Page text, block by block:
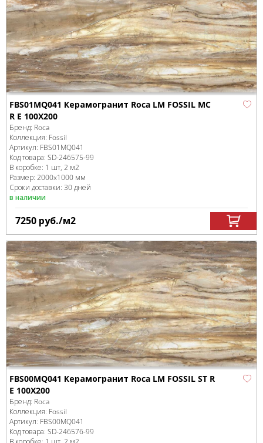
FBS01MQ041 Керамогранит Roca LM FOSSIL MC
R E 100X200
Бренд: Roca
Коллекция: Fossil
Артикул: FBS01MQ041
Код товара: SD-246575-99
В коробке: 1 шт, 2 м2
Размер: 2000x1000 мм
Сроки доставки: 30 дней
в наличии
7250 руб./м2
FBS00MQ041 Керамогранит Roca LM FOSSIL ST R
E 100X200
Бренд: Roca
Коллекция: Fossil
Артикул: FBS00MQ041
Код товара: SD-246576-99